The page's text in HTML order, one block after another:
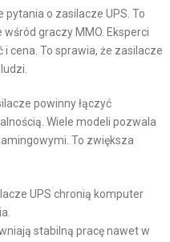
o zasilacze UPS. To
graczy MMO. Eksperci
cena. To sprawia, że zasilacze
powinny łączyć
Wiele modeli pozwala
To zwiększa
UPS chronią komputer
stabilną pracę nawet w